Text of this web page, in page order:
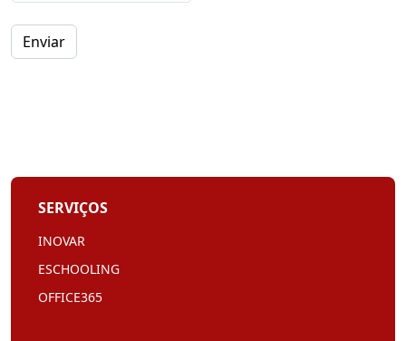
Enviar
SERVIÇOS
INOVAR
ESCHOOLING
OFFICE365